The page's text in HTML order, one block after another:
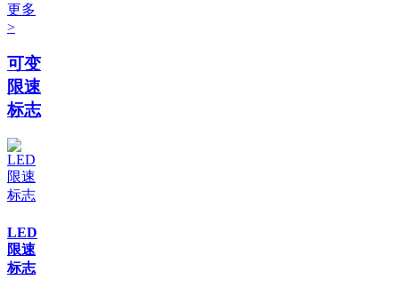
更多
>
可变
限速
标志
LED
限速
标志